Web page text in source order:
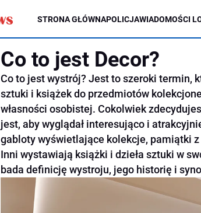
STRONA GŁÓWNAPOLICJAWIADOMOŚCI
Co to jest Decor?
Co to jest wystrój? Jest to szeroki termin,
sztuki i książek do przedmiotów
własności osobistej. Cokolwiek
jest, aby wyglądał interesująco i
gabloty wyświetlające kolekcje, pamiątki
Inni wystawiają książki i dzieła sztuki w
bada definicję wystroju, jego historię i